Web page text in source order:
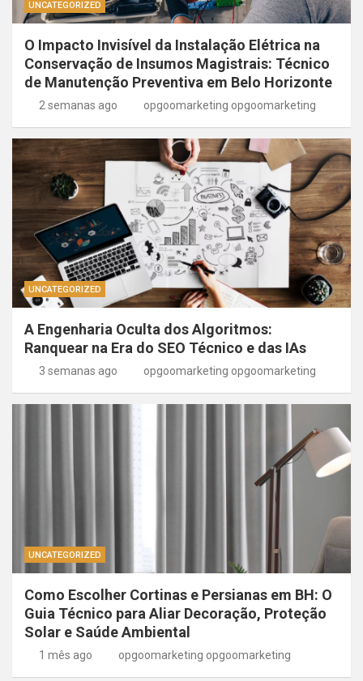
UNCATEGORIZED
O Impacto Invisível da Instalação Elétrica na
Conservação de Insumos Magistrais: Técnico
de Manutenção Preventiva em Belo Horizonte
2 semanas ago opgoomarketing opgoomarketing
UNCATEGORIZED
A Engenharia Oculta dos Algoritmos:
Ranquear na Era do SEO Técnico e das IAs
3 semanas ago opgoomarketing opgoomarketing
UNCATEGORIZED
Como Escolher Cortinas e Persianas em BH: O
Guia Técnico para Aliar Decoração, Proteção
Solar e Saúde Ambiental
1 mês ago opgoomarketing opgoomarketing